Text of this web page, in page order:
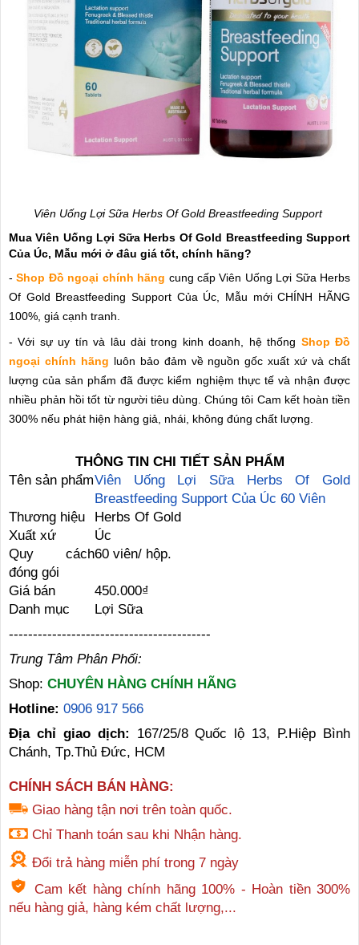
Viên Uống Lợi Sữa Herbs Of Gold Breastfeeding Support
Mua Viên Uống Lợi Sữa Herbs Of Gold Breastfeeding Support
Của Úc, Mẫu mới ở đâu giá tốt, chính hãng?
-Shop Đồ ngoại chính hãng cung cấp Viên Uống Lợi Sữa Herbs
Of Gold Breastfeeding Support Của Úc, Mẫu mới CHÍNH HÃNG
100%, giá cạnh tranh.
- Với sự uy tín và lâu dài trong kinh doanh, hệ thống Shop Đồ
ngoại chính hãng luôn bảo đảm về nguồn gốc xuất xứ và chất
lượng của sản phẩm đã được kiểm nghiệm thực tế và nhận được
nhiều phản hồi tốt từ người tiêu dùng. Chúng tôi Cam kết hoàn tiền
300% nếu phát hiện hàng giả, nhái, không đúng chất lượng.
THÔNG TIN CHI TIẾT SẢN PHẨM
Tên sản phẩmViên Uống Lợi Sữa Herbs Of Gold
Breastfeeding Support Của Úc 60 Viên
Thương hiệu
Herbs Of Gold
Xuất xứ
Úc
Quy cách
đóng gói
60 viên/ hộp.
Giá bán
450.000₫
Danh mục
Lợi Sữa
------------------------------------------
Trung Tâm Phân Phối:
Shop: CHUYÊN HÀNG CHÍNH HÃNG
Hotline: 0906 917 566
Địa chỉ giao dịch: 167/25/8 Quốc lộ 13, P.Hiệp Bình
Chánh, Tp.Thủ Đức, HCM
CHÍNH SÁCH BÁN HÀNG:
Giao hàng tận nơi trên toàn quốc.
Chỉ Thanh toán sau khi Nhận hàng.
Đổi trả hàng miễn phí trong 7 ngày
Cam kết hàng chính hãng 100% - Hoàn tiền 300%
nếu hàng giả, hàng kém chất lượng,...